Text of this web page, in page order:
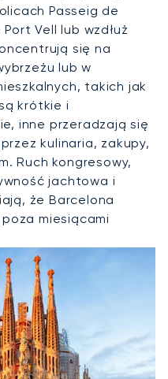
Passeig de
Vell lub wzdłuż
się na
lub w
takich jak
krótkie i
inne przeradzają się
kulinaria, zakupy,
Ruch kongresowy,
jachtowa i
że Barcelona
miesiącami